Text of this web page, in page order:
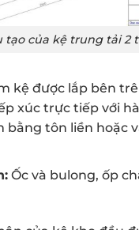
tạo của kệ trung tải 2
kệ được lắp bên
xúc trực tiếp với
bằng tôn liền hoặc
Ốc và bulong, ốp